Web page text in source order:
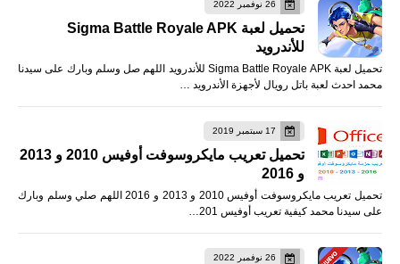
26 نوفمبر 2022
تحميل لعبة Sigma Battle Royale APK
للأندرويد
تحميل لعبة Sigma Battle Royale APK للأندرويد اللهم صل وسلم وبارك على سيدنا
محمد احدث لعبة باتل رويال لأجهزة الأندرويد …
17 سبتمبر 2019
تحميل تعريب مايكروسوفت أوفيس 2010 و 2013
و 2016
تحميل تعريب مايكروسوفت أوفيس 2010 و 2013 و 2016 اللهم صلي وسلم وبارك
على سيدنا محمد كيفية تعريب أوفيس 201…
26 نوفمبر 2022